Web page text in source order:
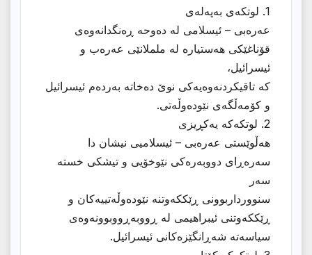
1. لوتکەی بەپەلەی
عەرەبی – ئیسلامی لە دەوحە ڕەنگدانەوەی
قۆناغێکی هەستیارە لە ململانێی عەرەب و
ئیسرائیل،
کە تاقیکردنەوەیەکی نوێ دەخاتە بەردەم ئیسرائیل
و کۆمەڵگەی نێودەوڵەتی.
2. لوتکەکە یەکڕیزی
هەڵوێستی عەرەبى – ئیسلامیی نیشان دا
سەرەڕای دووبەرەکی نێوخۆیی و تیشکی خستە
سەر
سنوورداربوونی ڕێککەوتنە نێودەوڵەتییەکان و
ڕێککەوتنی ئیبراهیمی لە ڕووبەڕووبوونەوەی
سیاسەتە شەڕانگێزەکانی ئیسرائیل.